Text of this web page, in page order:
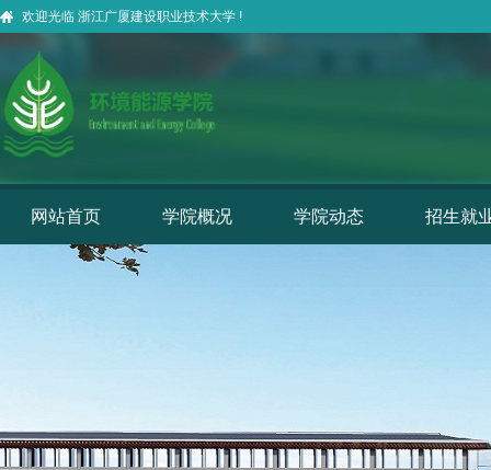
欢迎光临 浙江广厦建设职业技术大学 !
网站首页 学院概况 学院动态 招生就